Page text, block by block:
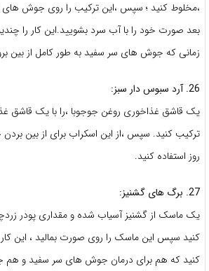
،مخلوط کنید ؛ سپس ،این ترکیب را روی جوش های
بعد صورت خود را با آب سرد بشویید.این کار را چندین
زمانی که جوش های سر سفید به طور کامل از بین
26. آرد سبوس دار سبز:
یک قاشق غذاخوری روغن جوجوبا ،را با یک قاشق
ترکیب کنید. سپس ،از این اسکراب برای از بین
روز استفاده کنید.
27. برگ های گشنیز:
یک ماسک از گشنیز آسیاب شده و مقداری پودر
کنید سپس این ماسک را روی صورت بمالید ، این کار
کنید که هم برای درمان جوش های سر سفید و